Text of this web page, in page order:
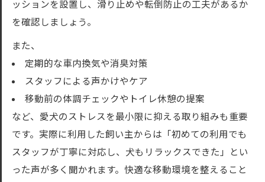
ッションを設置し、滑り止めや転倒防止の工夫があるか
を確認しましょう。
また、
定期的な車内換気や消臭対策
スタッフによる声かけやケア
移動前の体調チェックやトイレ休憩の提案
など、愛犬のストレスを最小限に抑える取り組みも重要
です。実際に利用した飼い主からは「初めての利用でも
スタッフが丁寧に対応し、犬もリラックスできた」とい
った声が多く聞かれます。快適な移動環境を整えること